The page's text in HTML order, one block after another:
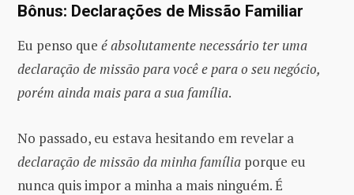
Bônus: Declarações de Missão Familiar
Eu penso que é absolutamente necessário ter uma
declaração de missão para você e para o seu negócio,
porém ainda mais para a sua família.
No passado, eu estava hesitando em revelar a
declaração de missão da minha família porque eu
nunca quis impor a minha a mais ninguém. É